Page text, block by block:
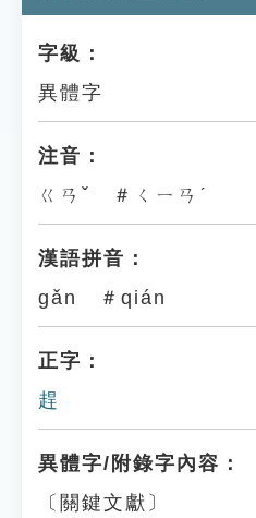
字級：
異體字
注音：
ㄍㄢˇ ＃ㄑㄧㄢˊ
漢語拼音：
gǎn ＃qián
正字：
趕
異體字/附錄字內容：
〔關鍵文獻〕